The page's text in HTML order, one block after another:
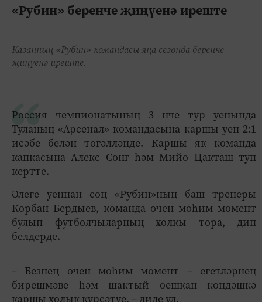
«Рубин» беренче җиңүенә иреште
Казанның «Рубин» командасы яңа сезонда беренче
җиңүенә иреште.
Россия чемпионатының 3 нче тур уенында
Туланың «Арсенал» командасына каршы уен 2:1
исәбе белән төгәлләнде. Каршы як команда
капкасына Алекс Сонг һәм Мийо Цакташ туп
кертте.
Әлеге уеннан соң «Рубин»ның баш тренеры
Корбан Бердыев, команда өчен мөһим момент
булып футболчыларның холкы тора, дип
белдерде.
– Безнең өчен мөһим момент – егетләрнең
бирешмәве һәм шактый оешкан көндәшкә
каршы холык күрсәтүе, – диде ул.